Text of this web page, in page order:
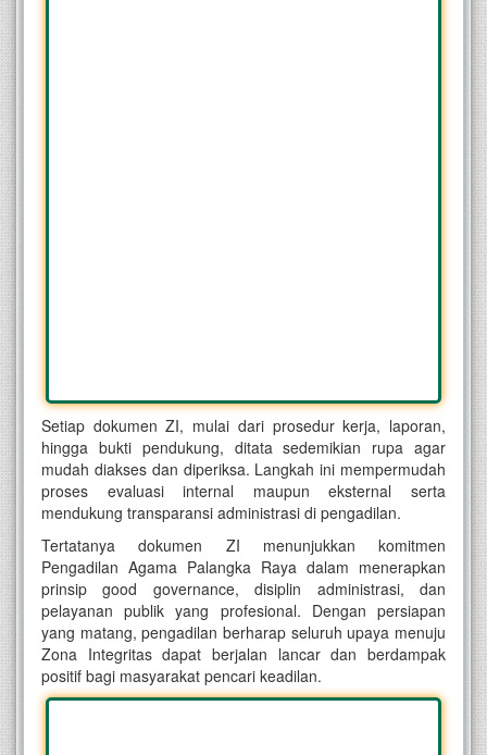
Setiap dokumen ZI, mulai dari prosedur kerja, laporan,
hingga bukti pendukung, ditata sedemikian rupa agar
mudah diakses dan diperiksa. Langkah ini mempermudah
proses evaluasi internal maupun eksternal serta
mendukung transparansi administrasi di pengadilan.
Tertatanya dokumen ZI menunjukkan komitmen
Pengadilan Agama Palangka Raya dalam menerapkan
prinsip good governance, disiplin administrasi, dan
pelayanan publik yang profesional. Dengan persiapan
yang matang, pengadilan berharap seluruh upaya menuju
Zona Integritas dapat berjalan lancar dan berdampak
positif bagi masyarakat pencari keadilan.